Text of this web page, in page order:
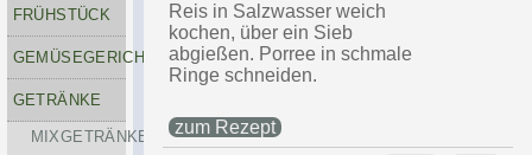
FRÜHSTÜCK
GEMÜSEGERICHTE
GETRÄNKE
MIXGETRÄNKE-
Reis in Salzwasser weich
kochen, über ein Sieb
abgießen. Porree in schmale
Ringe schneiden.
zum Rezept